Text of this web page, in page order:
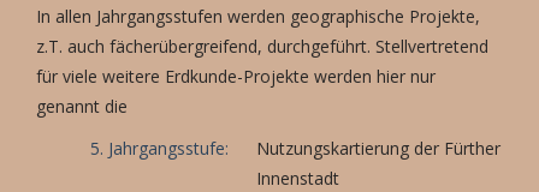
In allen Jahrgangsstufen werden geographische Projekte,
z.T. auch fächerübergreifend, durchgeführt. Stellvertretend
für viele weitere Erdkunde-Projekte werden hier nur
genannt die
5. Jahrgangsstufe:
Nutzungskartierung der Fürther
Innenstadt